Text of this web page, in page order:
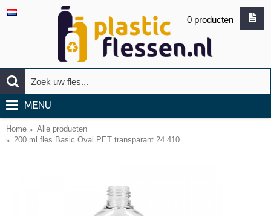
0 producten
MENU
Home
Alle producten
200 ml fles Basic Oval PET transparant 24.410